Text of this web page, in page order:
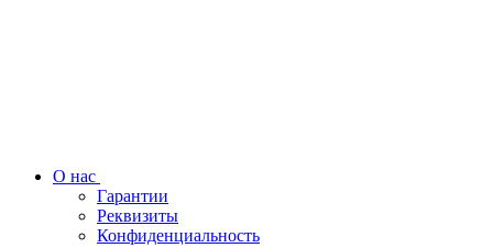
О нас
Гарантии
Реквизиты
Конфиденциальность